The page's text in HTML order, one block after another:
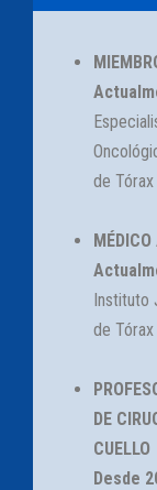
de Tórax
Instituto
de
DE
CUELLO
Desde